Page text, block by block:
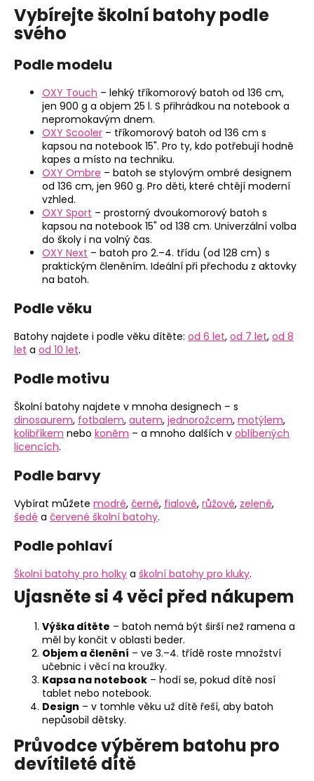
k
i
s
u
Vybírejte školní batohy podle
svého
Podle modelu
OXY Touch – lehký tříkomorový batoh od 136 cm,
jen 900 g a objem 25 l. S přihrádkou na notebook a
nepromokavým dnem.
OXY Scooler – tříkomorový batoh od 136 cm s
kapsou na notebook 15". Pro ty, kdo potřebují hodně
kapes a místo na techniku.
OXY Ombre – batoh se stylovým ombré designem
od 136 cm, jen 960 g. Pro děti, které chtějí moderní
vzhled.
OXY Sport – prostorný dvoukomorový batoh s
kapsou na notebook 15" od 138 cm. Univerzální volba
do školy i na volný čas.
OXY Next – batoh pro 2.–4. třídu (od 128 cm) s
praktickým členěním. Ideální při přechodu z aktovky
na batoh.
Podle věku
Batohy najdete i podle věku dítěte: od 6 let, od 7 let, od 8
let a od 10 let.
Podle motivu
Školní batohy najdete v mnoha designech – s
dinosaurem, fotbalem, autem, jednorožcem, motýlem,
kolibříkem nebo koněm – a mnoho dalších v oblíbených
licencích.
Podle barvy
Vybírat můžete modré, černé, fialové, růžové, zelené,
šedé a červené školní batohy.
Podle pohlaví
Školní batohy pro holky a školní batohy pro kluky.
Ujasněte si 4 věci před nákupem
Výška dítěte – batoh nemá být širší než ramena a
měl by končit v oblasti beder.
Objem a členění – ve 3.–4. třídě roste množství
učebnic i věcí na kroužky.
Kapsa na notebook – hodí se, pokud dítě nosí
tablet nebo notebook.
Design – v tomhle věku už dítě řeší, aby batoh
nepůsobil dětsky.
Průvodce výběrem batohu pro
devítileté dítě